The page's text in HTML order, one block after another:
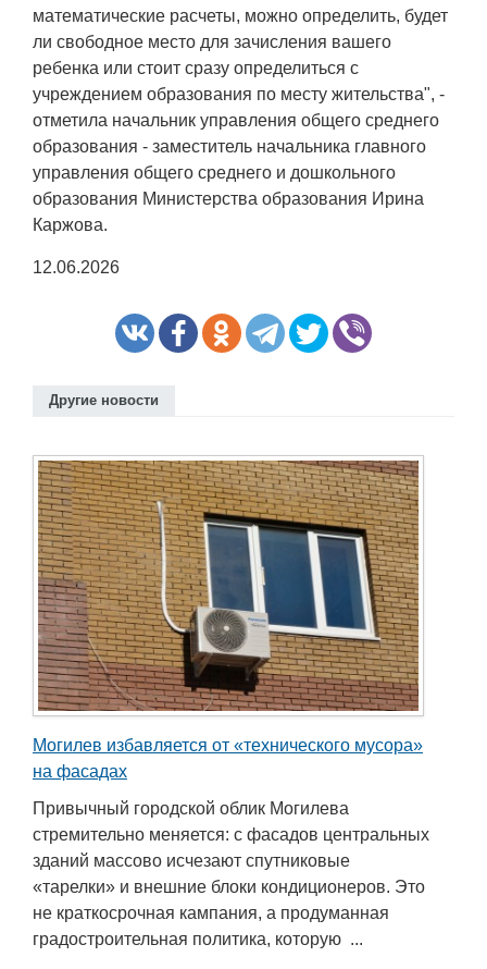
математические расчеты, можно определить, будет
ли свободное место для зачисления вашего
ребенка или стоит сразу определиться с
учреждением образования по месту жительства", -
отметила начальник управления общего среднего
образования - заместитель начальника главного
управления общего среднего и дошкольного
образования Министерства образования Ирина
Каржова.
12.06.2026
Другие новости
Могилев избавляется от «технического мусора»
на фасадах
Привычный городской облик Могилева
стремительно меняется: с фасадов центральных
зданий массово исчезают спутниковые
«тарелки» и внешние блоки кондиционеров. Это
не краткосрочная кампания, а продуманная
градостроительная политика, которую ...